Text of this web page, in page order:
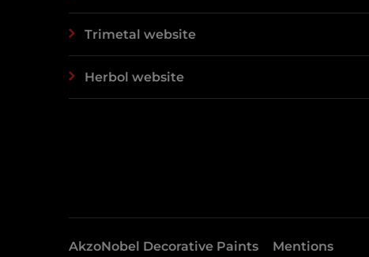
Trimetal website
Herbol website
AkzoNobel Decorative Paints Mentions